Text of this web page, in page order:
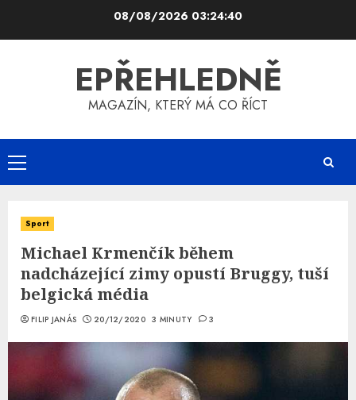
08/08/2026 03:24:40
EPŘEHLEDNĚ
MAGAZÍN, KTERÝ MÁ CO ŘÍCT
Primary
Menu
Sport
Michael Krmenčík během
nadcházející zimy opustí Bruggy, tuší
belgická média
FILIP JANÁS 20/12/2020 3 MINUTY 3